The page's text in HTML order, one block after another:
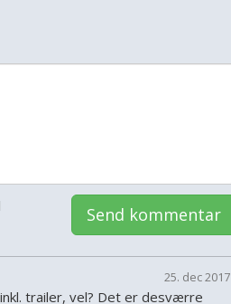
Send kommentar
25. dec 2017
trailer, vel? Det er desværre